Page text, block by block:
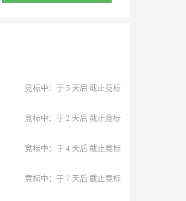
竞标中：于 5 天后 截止竞标
竞标中：于 2 天后 截止竞标
竞标中：于 4 天后 截止竞标
竞标中：于 7 天后 截止竞标